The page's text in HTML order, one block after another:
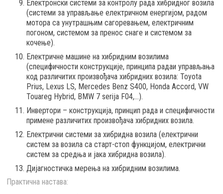
Електронски системи за контролу рада хибридног возила
(системи за управљање електричном енергијом, радом
мотора са унутрашњим сагоревањем, електричним
погоном, системом за пренос снаге и системом за
кочење).
Електричне машине на хибридним возилима
(специфичности конструкције, принципа радаи управљања
код различитих произвођача хибридних возила: Toyota
Prius, Lexus LS, Mercedes Benz S400, Honda Accord, VW
Touareg Hybrid, BMW 7 serija F04,...).
Инвертори – конструкција, принцип рада и специфичности
примене различитих произвођача хибридних возила.
Електрични системи за хибридна возила (електрични
систем за возила са старт-стоп функцијом, електрични
систем за средња и јака хибридна возила).
Дијагностичка мерења на хибридним возилима.
Практична настава: